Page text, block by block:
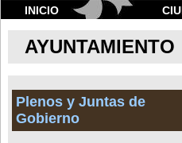
INICIO
AYUNTAMIENTO
Plenos y Juntas de
Gobierno